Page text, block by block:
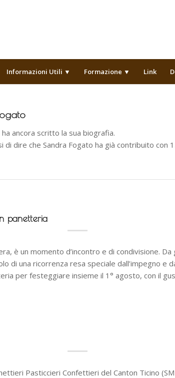
Informazioni Utili ▼ Formazione ▼ Link
ancora scritto la sua biografia.
di dire che Sandra Fogato ha già contribuito con
panetteria
è un momento d’incontro e di condivisione.
di una ricorrenza resa speciale dall’impegno e
per festeggiare insieme il 1° agosto, con il
Pasticcieri Confettieri del Canton Ticino